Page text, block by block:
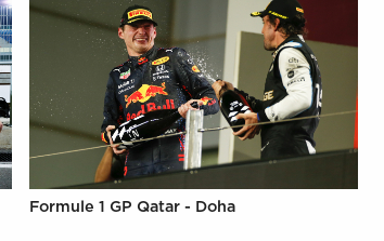
Formule 1 GP Qatar - Doha